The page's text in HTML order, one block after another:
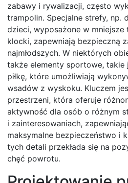
zabawy i rywalizacji, często
trampolin. Specjalne strefy, np.
dzieci, wyposażone w
klocki, zapewniają bezpieczną
najmłodszych. W niektórych
także elementy sportowe,
piłkę, które umożliwiają
wsadów z wyskoku. Kluczem
przestrzeni, która oferuje
aktywność dla osób o różnym
i zainteresowaniach,
maksymalne bezpieczeństwo i
tych detali przekłada się na
chęć powrotu.